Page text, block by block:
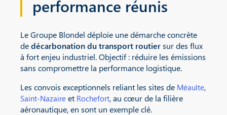
performance réunis
Le Groupe Blondel déploie une démarche concrète
dedécarbonation du transport routiersur des flux
à fort enjeu industriel. Objectif : réduire les émissions
sans compromettre la performance logistique.
Les convois exceptionnels reliant les sites de Méaulte,
Saint-Nazaire et Rochefort, au cœur de la filière
aéronautique, en sont un exemple clé.